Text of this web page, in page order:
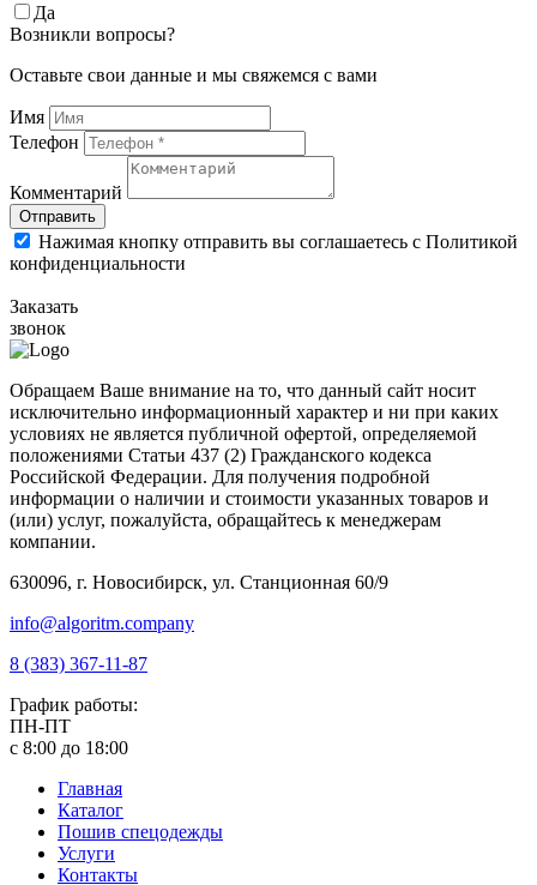
Да
Возникли вопросы?
Оставьте свои данные и мы свяжемся с вами
Имя
Телефон
Комментарий
Отправить
Нажимая кнопку отправить вы соглашаетесь с Политикой
конфиденциальности
Заказать
звонок
Обращаем Ваше внимание на то, что данный сайт носит
исключительно информационный характер и ни при каких
условиях не является публичной офертой, определяемой
положениями Статьи 437 (2) Гражданского кодекса
Российской Федерации. Для получения подробной
информации о наличии и стоимости указанных товаров и
(или) услуг, пожалуйста, обращайтесь к менеджерам
компании.
630096, г. Новосибирск, ул. Станционная 60/9
info@algoritm.company
8 (383) 367-11-87
График работы:
ПН-ПТ
с 8:00 до 18:00
Главная
Каталог
Пошив спецодежды
Услуги
Контакты